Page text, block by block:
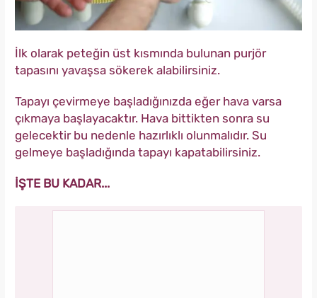
İlk olarak peteğin üst kısmında bulunan purjör
tapasını yavaşsa sökerek alabilirsiniz.
Tapayı çevirmeye başladığınızda eğer hava varsa
çıkmaya başlayacaktır. Hava bittikten sonra su
gelecektir bu nedenle hazırlıklı olunmalıdır. Su
gelmeye başladığında tapayı kapatabilirsiniz.
İŞTE BU KADAR...